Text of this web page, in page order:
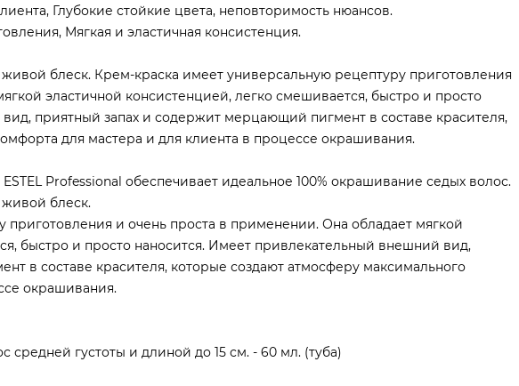
Глубокие стойкие цвета, неповторимость нюансов.
Мягкая и эластичная консистенция.
блеск. Крем-краска имеет универсальную рецептуру приготовления
эластичной консистенцией, легко смешивается, быстро и просто
приятный запах и содержит мерцающий пигмент в составе красителя,
для мастера и для клиента в процессе окрашивания.
Professional обеспечивает идеальное 100% окрашивание седых волос.
блеск.
и очень проста в применении. Она обладает мягкой
быстро и просто наносится. Имеет привлекательный внешний вид,
в составе красителя, которые создают атмосферу максимального
окрашивания.
густоты и длиной до 15 см. - 60 мл. (туба)